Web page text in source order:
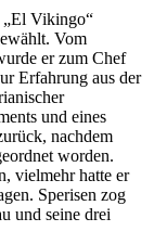
„El Vikingo“
Vom
er zum Chef
Erfahrung aus der
und eines
nachdem
worden.
vielmehr hatte er
Sperisen zog
und seine drei